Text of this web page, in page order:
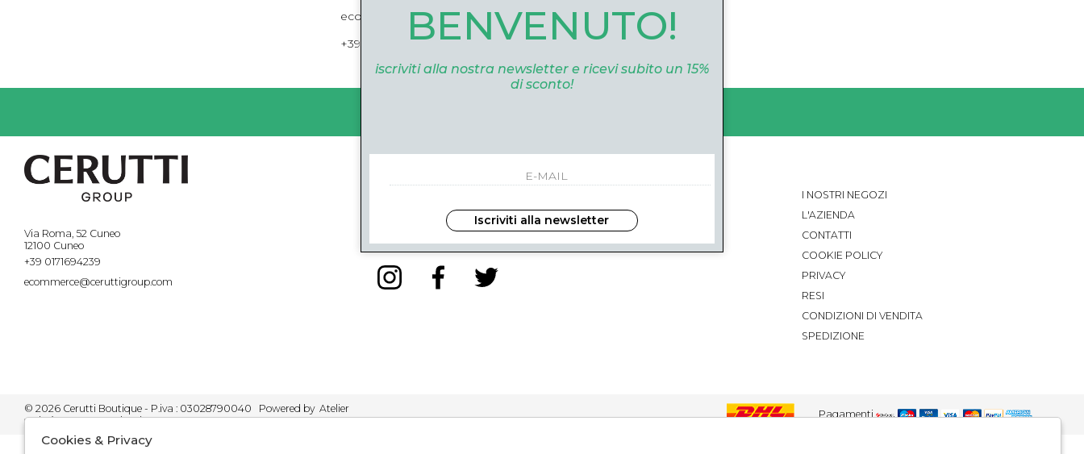
ecommerce@ceruttigroup.com
+39 0171694239
Via Roma, 52 Cuneo
12100 Cuneo
+39 0171694239
ecommerce@ceruttigroup.com
ho letto ed accettato le condizioni sulla privacy.
I NOSTRI NEGOZI
L'AZIENDA
CONTATTI
COOKIE POLICY
PRIVACY
RESI
CONDIZIONI DI VENDITA
SPEDIZIONE
© 2026 Cerutti Boutique - P.iva : 03028790040 Powered by Atelier
societàgruppo Zucchetti
Pagamenti
BENVENUTO!
iscriviti alla nostra newsletter e ricevi subito un 15%
di sconto!
Iscriviti alla newsletter
Cookies & Privacy